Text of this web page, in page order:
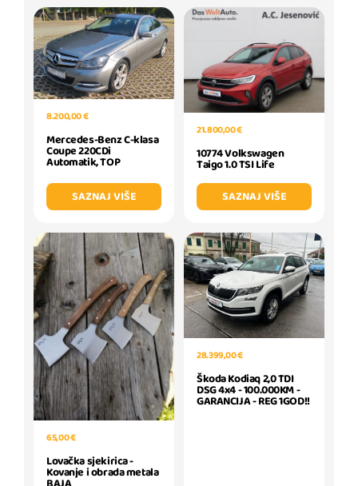
8.200,00 €
Mercedes-Benz C-klasa
Coupe 220CDi
Automatik, TOP
SAZNAJ VIŠE
21.800,00 €
10774 Volkswagen
Taigo 1.0 TSI Life
SAZNAJ VIŠE
65,00 €
Lovačka sjekirica -
Kovanje i obrada metala
28.399,00 €
Škoda Kodiaq 2,0 TDI
DSG 4x4 - 100.000KM -
GARANCIJA - REG 1GOD!!